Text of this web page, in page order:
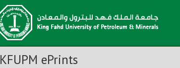
KFUPM ePrints